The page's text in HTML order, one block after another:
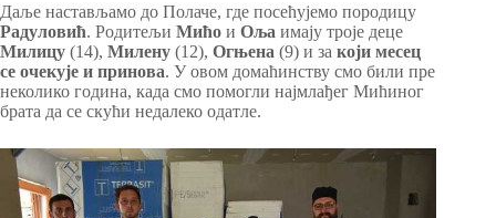
Даље настављамо до Полаче, где посећујемо породицу
Радуловић. Родитељи Мићо и Оља имају троје деце
Милицу (14), Милену (12), Огњена (9) и за који месец
се очекује и принова. У овом домаћинству смо били пре
неколико година, када смо помогли најмлађег Мићиног
брата да се скући недалеко одатле.